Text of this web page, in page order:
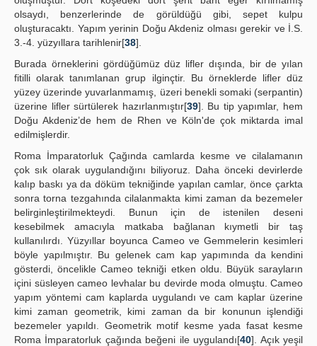
olsaydı, benzerlerinde de görüldüğü gibi, sepet kulpu
oluşturacaktı. Yapım yerinin Doğu Akdeniz olması gerekir ve İ.S.
3.-4. yüzyıllara tarihlenir[38].
Burada örneklerini gördüğümüz düz lifler dışında, bir de yılan
fitilli olarak tanımlanan grup ilginçtir. Bu örneklerde lifler düz
yüzey üzerinde yuvarlanmamış, üzeri benekli somaki (serpantin)
üzerine lifler sürtülerek hazırlanmıştır[39]. Bu tip yapımlar, hem
Doğu Akdeniz’de hem de Rhen ve Köln'de çok miktarda imal
edilmişlerdir.
Roma İmparatorluk Çağında camlarda kesme ve cilalamanın
çok sık olarak uygulandığını biliyoruz. Daha önceki devirlerde
kalıp baskı ya da döküm tekniğinde yapılan camlar, önce çarkta
sonra torna tezgahında cilalanmakta kimi zaman da bezemeler
belirginleştirilmekteydi. Bunun için de istenilen deseni
kesebilmek amacıyla matkaba bağlanan kıymetli bir taş
kullanılırdı. Yüzyıllar boyunca Cameo ve Gemmelerin kesimleri
böyle yapılmıştır. Bu gelenek cam kap yapımında da kendini
gösterdi, öncelikle Cameo tekniği etken oldu. Büyük sarayların
içini süsleyen cameo levhalar bu devirde moda olmuştu. Cameo
yapım yöntemi cam kaplarda uygulandı ve cam kaplar üzerine
kimi zaman geometrik, kimi zaman da bir konunun işlendiği
bezemeler yapıldı. Geometrik motif kesme yada fasat kesme
Roma İmparatorluk çağında beğeni ile uygulandı[40]. Açık yeşil